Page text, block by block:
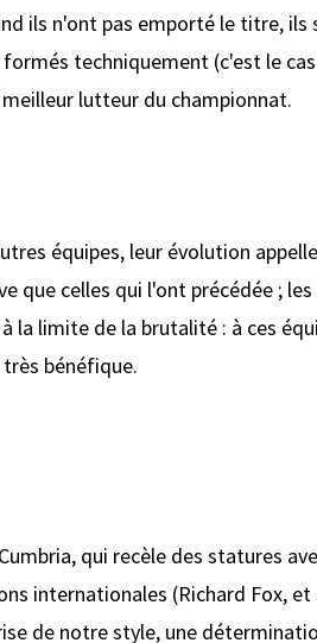
ils n'ont pas emporté le titre,
techniquement (c'est le
lutteur du championnat.
équipes, leur évolution
que celles qui l'ont précédée ;
la limite de la brutalité : à ces
bénéfique.
qui recèle des statures
internationales (Richard Fox,
de notre style, une